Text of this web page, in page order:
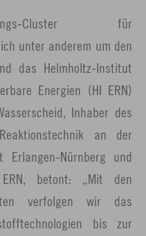
Cluster für
unter anderem um den
das Helmholtz-Institut
Energien (HI ERN)
Inhaber des
an der
Erlangen-Nürnberg und
betont: „Mit den
verfolgen wir das
bis zur